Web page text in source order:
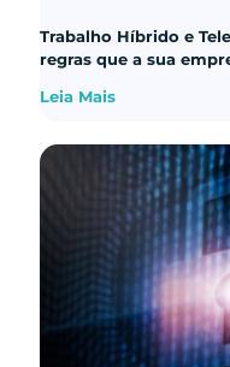
Trabalho Híbrido e
regras que a sua
Leia Mais